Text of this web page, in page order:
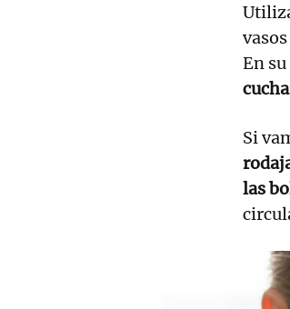
En
Si
las